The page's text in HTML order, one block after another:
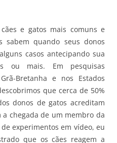
e gatos mais comuns e
quando seus donos
casos antecipando sua
ou mais. Em pesquisas
Bretanha e nos Estados
que cerca de 50%
donos de gatos acreditam
chegada de um membro da
experimentos em vídeo, eu
que os cães reagem a